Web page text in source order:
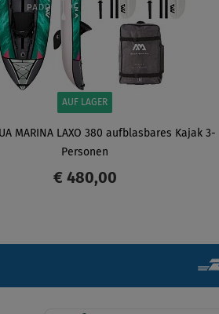
AUF LAGER
MARINA LAXO 380 aufblasbares Kajak 3-
Personen
€ 480,00